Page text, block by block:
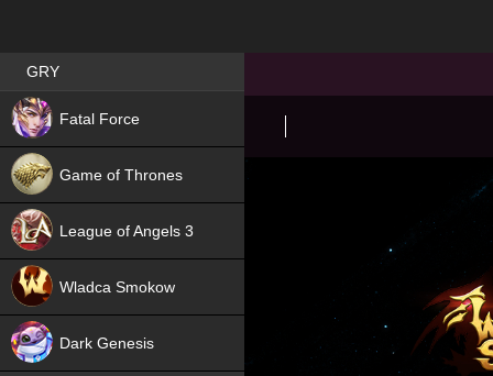
Best RPG games in Poland
GRY
Fatal Force
NEW
Game of Thrones
League of Angels 3
Wladca Smokow
Dark Genesis